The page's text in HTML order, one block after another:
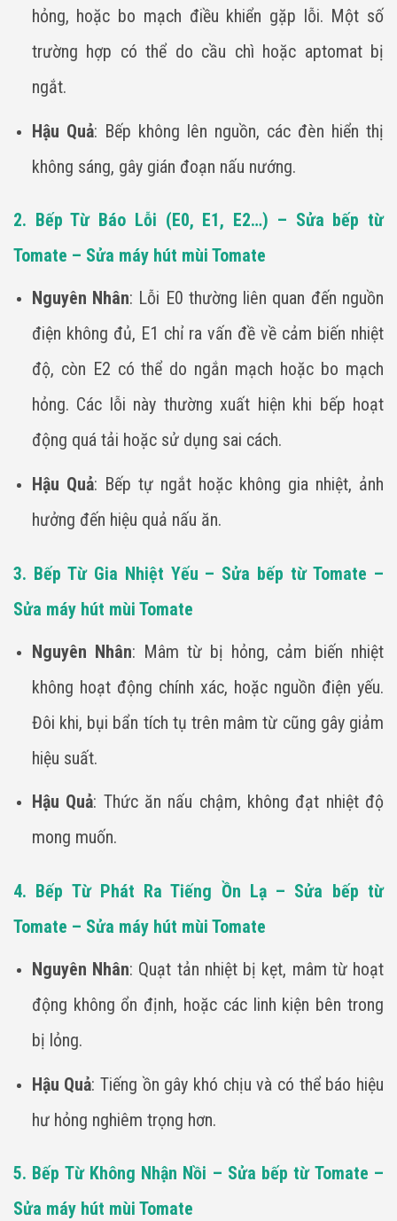
hỏng, hoặc bo mạch điều khiển gặp lỗi. Một số
trường hợp có thể do cầu chì hoặc aptomat bị
ngắt.
Hậu Quả: Bếp không lên nguồn, các đèn hiển thị
không sáng, gây gián đoạn nấu nướng.
2. Bếp Từ Báo Lỗi (E0, E1, E2…) – Sửa bếp từ
Tomate – Sửa máy hút mùi Tomate
Nguyên Nhân: Lỗi E0 thường liên quan đến nguồn
điện không đủ, E1 chỉ ra vấn đề về cảm biến nhiệt
độ, còn E2 có thể do ngắn mạch hoặc bo mạch
hỏng. Các lỗi này thường xuất hiện khi bếp hoạt
động quá tải hoặc sử dụng sai cách.
Hậu Quả: Bếp tự ngắt hoặc không gia nhiệt, ảnh
hưởng đến hiệu quả nấu ăn.
3. Bếp Từ Gia Nhiệt Yếu – Sửa bếp từ Tomate –
Sửa máy hút mùi Tomate
Nguyên Nhân: Mâm từ bị hỏng, cảm biến nhiệt
không hoạt động chính xác, hoặc nguồn điện yếu.
Đôi khi, bụi bẩn tích tụ trên mâm từ cũng gây giảm
hiệu suất.
Hậu Quả: Thức ăn nấu chậm, không đạt nhiệt độ
mong muốn.
4. Bếp Từ Phát Ra Tiếng Ồn Lạ – Sửa bếp từ
Tomate – Sửa máy hút mùi Tomate
Nguyên Nhân: Quạt tản nhiệt bị kẹt, mâm từ hoạt
động không ổn định, hoặc các linh kiện bên trong
bị lỏng.
Hậu Quả: Tiếng ồn gây khó chịu và có thể báo hiệu
hư hỏng nghiêm trọng hơn.
5. Bếp Từ Không Nhận Nồi – Sửa bếp từ Tomate –
Sửa máy hút mùi Tomate